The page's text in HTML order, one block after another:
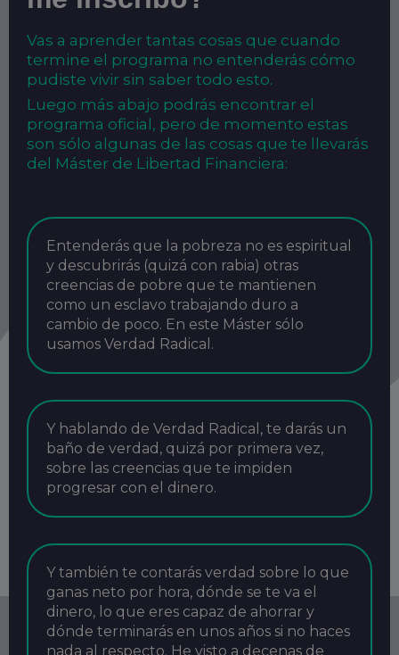
Vas a aprender tantas cosas que cuando
termine el programa no entenderás cómo
pudiste vivir sin saber todo esto.
Luego más abajo podrás encontrar el
programa oficial, pero de momento estas
son sólo algunas de las cosas que te llevarás
del Máster de Libertad Financiera:
Entenderás que la pobreza no es espiritual
y descubrirás (quizá con rabia) otras
creencias de pobre que te mantienen
como un esclavo trabajando duro a
cambio de poco. En este Máster sólo
usamos Verdad Radical.
Y hablando de Verdad Radical, te darás un
baño de verdad, quizá por primera vez,
sobre las creencias que te impiden
progresar con el dinero.
Y también te contarás verdad sobre lo que
ganas neto por hora, dónde se te va el
dinero, lo que eres capaz de ahorrar y
dónde terminarás en unos años si no haces
nada al respecto. He visto a decenas de